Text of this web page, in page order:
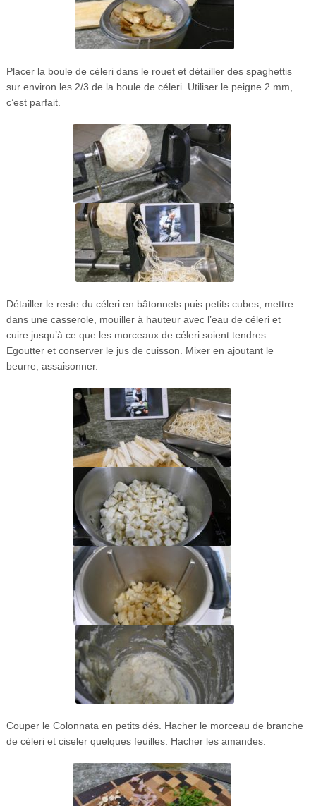
Placer la boule de céleri dans le rouet et détailler des spaghettis
sur environ les 2/3 de la boule de céleri. Utiliser le peigne 2 mm,
c’est parfait.
Détailler le reste du céleri en bâtonnets puis petits cubes; mettre
dans une casserole, mouiller à hauteur avec l’eau de céleri et
cuire jusqu’à ce que les morceaux de céleri soient tendres.
Egoutter et conserver le jus de cuisson. Mixer en ajoutant le
beurre, assaisonner.
Couper le Colonnata en petits dés. Hacher le morceau de branche
de céleri et ciseler quelques feuilles. Hacher les amandes.